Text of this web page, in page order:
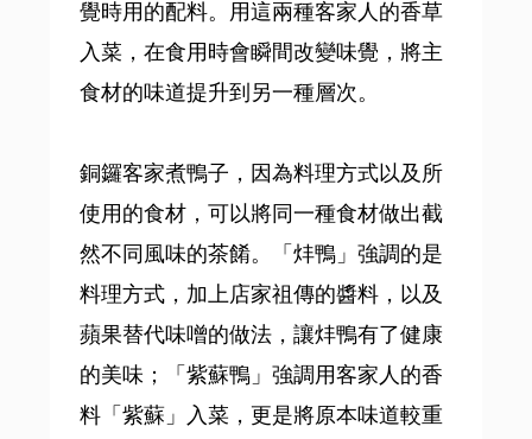
覺時用的配料。用這兩種客家人的香草
入菜，在食用時會瞬間改變味覺，將主
食材的味道提升到另一種層次。
銅鑼客家煮鴨子，因為料理方式以及所
使用的食材，可以將同一種食材做出截
然不同風味的茶餚。「炐鴨」強調的是
料理方式，加上店家祖傳的醬料，以及
蘋果替代味噌的做法，讓炐鴨有了健康
的美味；「紫蘇鴨」強調用客家人的香
料「紫蘇」入菜，更是將原本味道較重